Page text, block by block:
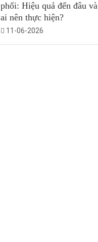
phổi: Hiệu quả đến đâu và
ai nên thực hiện?
11-06-2026